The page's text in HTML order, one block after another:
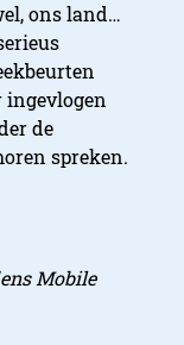
ons land…
ingevlogen
de
spreken.
Mobile